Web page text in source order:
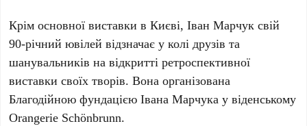
Крім основної виставки в Києві,Іван Марчук свій
90-річний ювілей відзначає у колі друзів та
шанувальників на відкритті ретроспективної
виставки своїх творів. Вона організована
Благодійною фундацією Івана Марчука увіденському
Orangerie Schönbrunn.